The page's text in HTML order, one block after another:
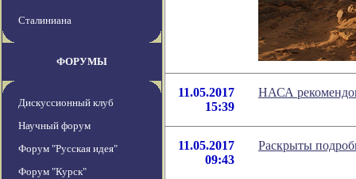
Сталиниана
ФОРУМЫ
Дискуссионный клуб
Научный форум
Форум "Русская идея"
Форум "Курск"
11.05.2017
15:39
НАСА
11.05.2017
09:43
Раскрыты